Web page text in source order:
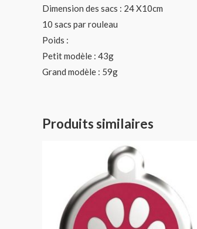
Dimension des sacs : 24 X10cm
10 sacs par rouleau
Poids :
Petit modèle : 43g
Grand modèle : 59g
Produits similaires